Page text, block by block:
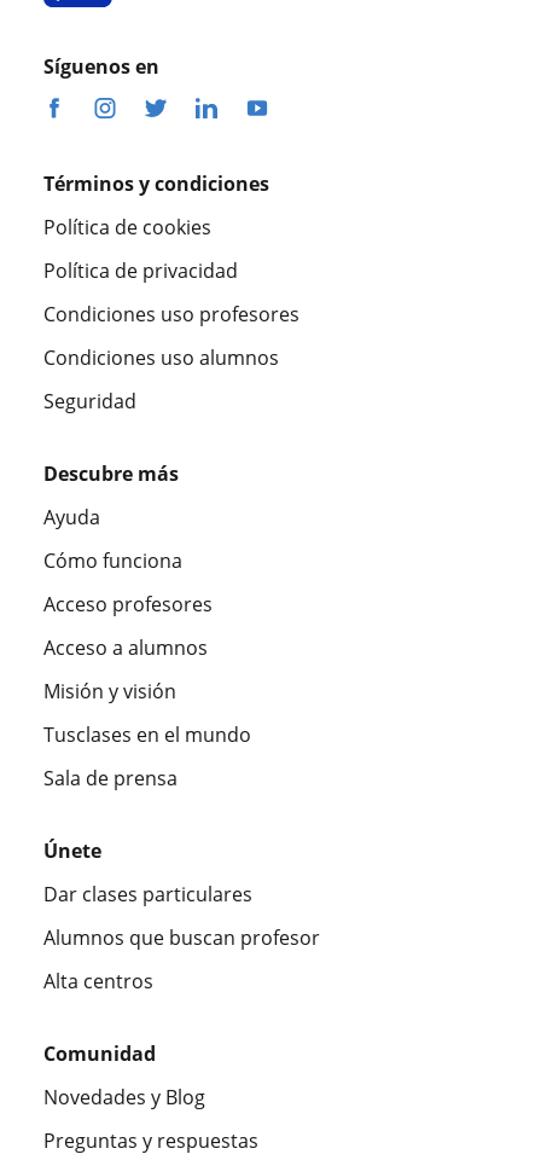
Síguenos en
Términos y condiciones
Política de cookies
Política de privacidad
Condiciones uso profesores
Condiciones uso alumnos
Seguridad
Descubre más
Ayuda
Cómo funciona
Acceso profesores
Acceso a alumnos
Misión y visión
Tusclases en el mundo
Sala de prensa
Únete
Dar clases particulares
Alumnos que buscan profesor
Alta centros
Comunidad
Novedades y Blog
Preguntas y respuestas